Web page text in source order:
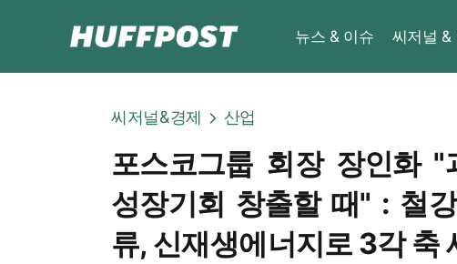
뉴스 & 이슈 씨저널 &
씨저널&경제 산업
포스코그룹 회장 장인화 "
성장기회 창출할 때" : 철
류, 신재생에너지로 3각 축